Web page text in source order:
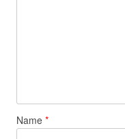
Name *